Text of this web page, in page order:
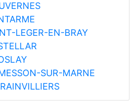
LEGER-EN-BRAY
SUR-MARNE